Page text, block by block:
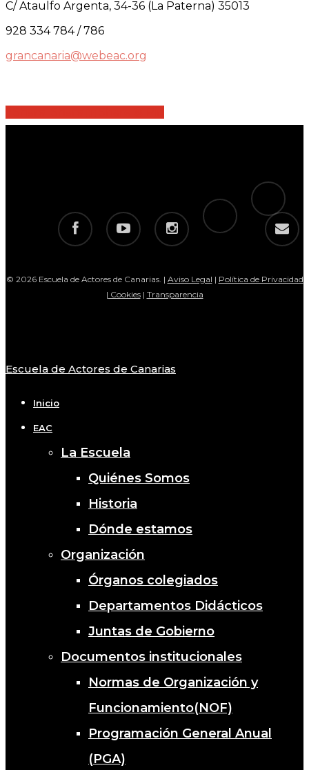
C/ Ataulfo Argenta, 34-36 (La Paterna) 35013
928 334 784 / 786
grancanaria@webeac.org
facebook youtube instagram
telegram
tiktok
email
© 2026 Escuela de Actores de Canarias. | Aviso Legal | Política de Privacidad
| Cookies| Transparencia
Close
Escuela de Actores de Canarias
Inicio
EAC
La Escuela
Quiénes Somos
Historia
Dónde estamos
Organización
Órganos colegiados
Departamentos Didácticos
Juntas de Gobierno
Documentos institucionales
Normas de Organización y
Funcionamiento(NOF)
Programación General Anual
(PGA)